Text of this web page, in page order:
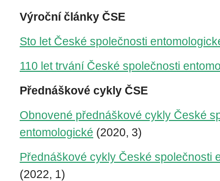
Výroční články ČSE
Sto let České společnosti
110 let trvání České společnosti
Přednáškové cykly ČSE
Obnovené přednáškové cykly České
entomologické (2020, 3)
Přednáškové cykly České společnosti
(2022, 1)